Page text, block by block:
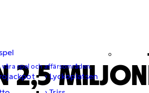
våra spel och affärsområden.
Lyckoplatsen
2,5